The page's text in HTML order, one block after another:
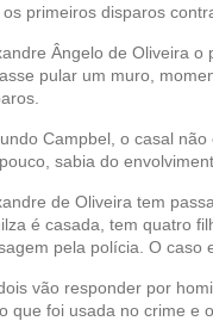
primeiros disparos
Ângelo de Oliveira
pular um muro,
Campbel, o casal
sabia do
de Oliveira tem
é casada, tem quatro
pela polícia. O caso
vão responder por
que foi usada no crime e